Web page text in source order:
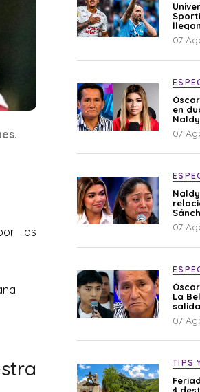
las
duelo
07
en
se
07
07
La
por
Naldy
07
TIPS